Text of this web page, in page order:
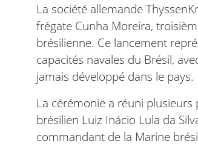
La société allemande
frégate Cunha Moreira,
brésilienne. Ce lancement
capacités navales du Brésil,
jamais développé dans le pays.
La cérémonie a réuni
brésilien Luiz Inácio Lula da
commandant de la Marine